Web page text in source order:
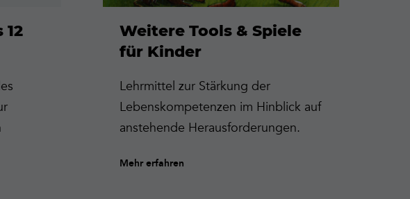
Weitere Tools & Spiele
für Kinder
Lehrmittel zur Stärkung der
Lebenskompetenzen im Hinblick auf
anstehende Herausforderungen.
Mehr erfahren